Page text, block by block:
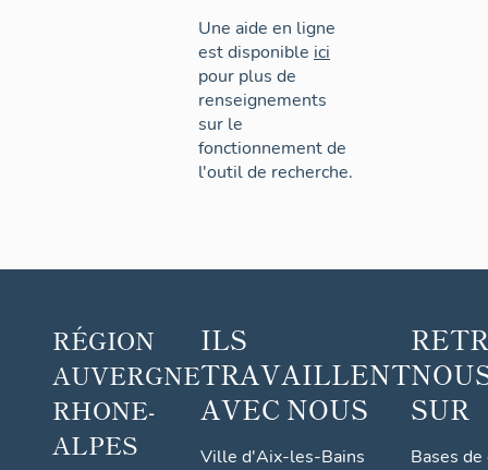
Une aide en ligne
est disponible ici
pour plus de
renseignements
sur le
fonctionnement de
l'outil de recherche.
RÉGION
AUVERGNE
RHONE-
ALPES
ILS
TRAVAILLENT
AVEC NOUS
Ville d'Aix-les-Bains
SUR
Bases